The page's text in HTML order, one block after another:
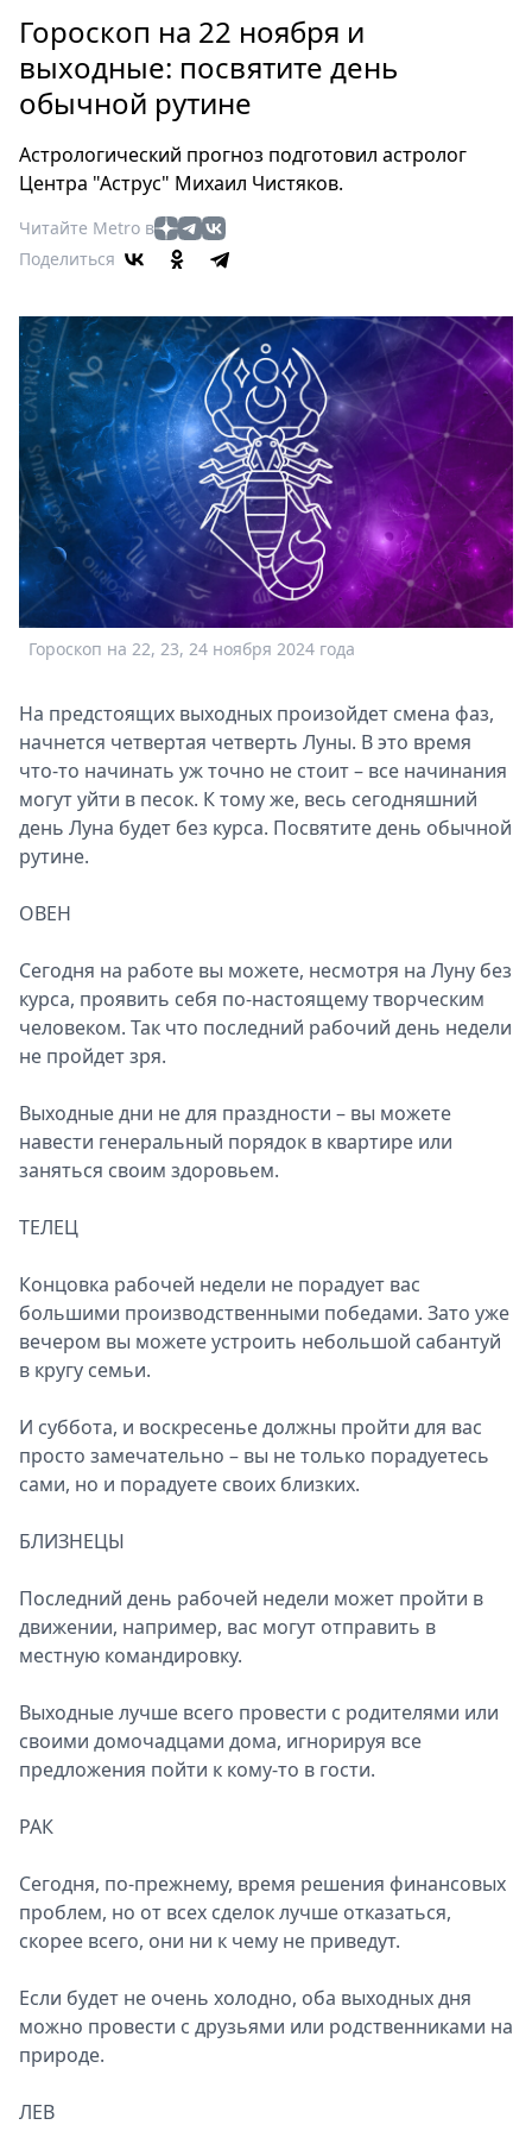
Россия
Мир
Здоровье
Туризм
Мода
Театр
Кино
Книги
Выставки
Пресс-
релизы
О
Metro
Стримы
Спецпроекты
Звезды
Выборы
2026
Гороскоп на 22 ноября и
выходные: посвятите день
обычной рутине
Астрологический прогноз подготовил астролог
Центра "Аструс" Михаил Чистяков.
Читайте Metro в
Поделиться
Гороскоп на 22, 23, 24 ноября 2024 года
На предстоящих выходных произойдет смена фаз,
начнется четвертая четверть Луны. В это время
что-то начинать уж точно не стоит – все начинания
могут уйти в песок. К тому же, весь сегодняшний
день Луна будет без курса. Посвятите день обычной
рутине.
ОВЕН
Сегодня на работе вы можете, несмотря на Луну без
курса, проявить себя по-настоящему творческим
человеком. Так что последний рабочий день недели
не пройдет зря.
Выходные дни не для праздности – вы можете
навести генеральный порядок в квартире или
заняться своим здоровьем.
ТЕЛЕЦ
Концовка рабочей недели не порадует вас
большими производственными победами. Зато уже
вечером вы можете устроить небольшой сабантуй
в кругу семьи.
И суббота, и воскресенье должны пройти для вас
просто замечательно – вы не только порадуетесь
сами, но и порадуете своих близких.
БЛИЗНЕЦЫ
Последний день рабочей недели может пройти в
движении, например, вас могут отправить в
местную командировку.
Выходные лучше всего провести с родителями или
своими домочадцами дома, игнорируя все
предложения пойти к кому-то в гости.
РАК
Сегодня, по-прежнему, время решения финансовых
проблем, но от всех сделок лучше отказаться,
скорее всего, они ни к чему не приведут.
Если будет не очень холодно, оба выходных дня
можно провести с друзьями или родственниками на
природе.
ЛЕВ